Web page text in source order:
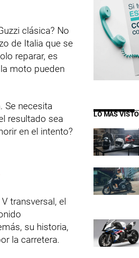
clásica? No
de Italia que se
reparar, es
moto pueden
Se necesita
resultado sea
en el intento?
transversal, el
su historia,
la carretera.
LO MÁS VISTO